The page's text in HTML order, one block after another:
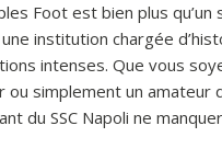
Foot est bien plus qu’un
institution chargée
intenses. Que vous
simplement un amateur
du SSC Napoli ne